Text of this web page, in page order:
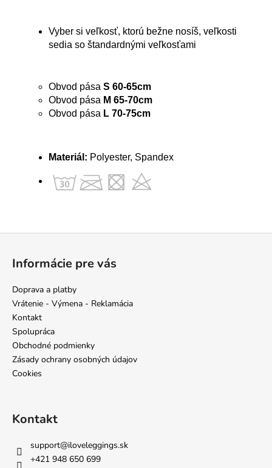
Vyber si veľkosť, ktorú bežne nosíš, veľkosti
sedia so štandardnými veľkosťami
Obvod pása S 60-65cm
Obvod pása M 65-70cm
Obvod pása L 70-75cm
Materiál: Polyester, Spandex
Informácie pre vás
Doprava a platby
Vrátenie - Výmena - Reklamácia
Kontakt
Spolupráca
Obchodné podmienky
Zásady ochrany osobných údajov
Cookies
Kontakt
support@iloveleggings.sk
+421 948 650 699